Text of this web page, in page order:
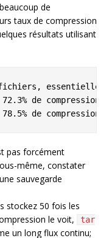
de
taux de compression
résultats utilisant
pas forcément
même, constater
sauvegarde
stockez 50 fois les
le voit,
tar
un long flux continu;